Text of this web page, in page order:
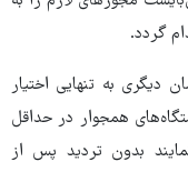
گردد.
دیگری به تنهایی اختیار
همجوار در حداقل
بدون تردید پس از